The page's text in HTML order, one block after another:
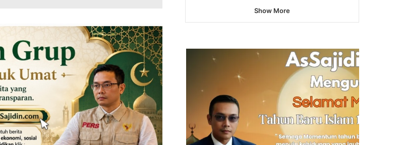
Show More